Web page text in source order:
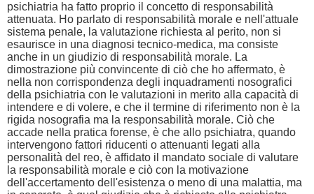
psichiatria ha fatto proprio il concetto di responsabilità
attenuata. Ho parlato di responsabilità morale e nell'attuale
sistema penale, la valutazione richiesta al perito, non si
esaurisce in una diagnosi tecnico-medica, ma consiste
anche in un giudizio di responsabilità morale. La
dimostrazione più convincente di ciò che ho affermato, è
nella non corrispondenza degli inquadramenti nosografici
della psichiatria con le valutazioni in merito alla capacità di
intendere e di volere, e che il termine di riferimento non è la
rigida nosografia ma la responsabilità morale. Ciò che
accade nella pratica forense, è che allo psichiatra, quando
intervengono fattori riducenti o attenuanti legati alla
personalità del reo, è affidato il mandato sociale di valutare
la responsabilità morale e ciò con la motivazione
dell'accertamento dell'esistenza o meno di una malattia, ma